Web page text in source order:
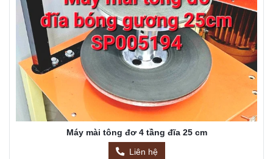
Máy mài tông đơ 4 tầng đĩa 25 cm
Liên hệ